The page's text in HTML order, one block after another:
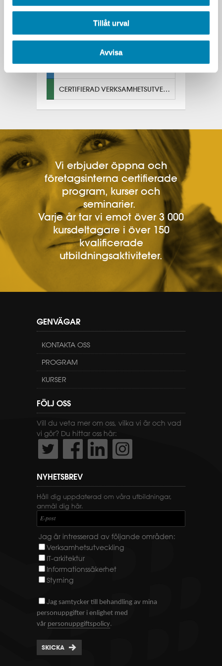
Tillåt urval
Avvisa
inriktning.
PRAKTISK PROJEKTLEDNING
CERTIFIERAD VERKSAMHETSUTVECKLARE
Vi erbjuder öppna och
företagsinterna certifierade
program, kurser och
seminarier.
Varje år tar vi emot över 3 000
kursdeltagare i över 150
kvalificerade
utbildningsaktiviteter.
GENVÄGAR
KONTAKTA OSS
PROGRAM
KURSER
FÖLJ OSS
Vill du veta mer om oss, vilka vi är och vad
vi gör? Du hittar oss här:
NYHETSBREV
Håll dig uppdaterad om våra utbildningar,
anmäl dig här.
E-post
Jag är intresserad av följande områden:
Verksamhetsutveckling
IT-arkitektur
Informationssäkerhet
Styrning
Jag samtycker till behandling av mina
personuppgifter i enlighet med
vår personuppgiftspolicy.
SKICKA